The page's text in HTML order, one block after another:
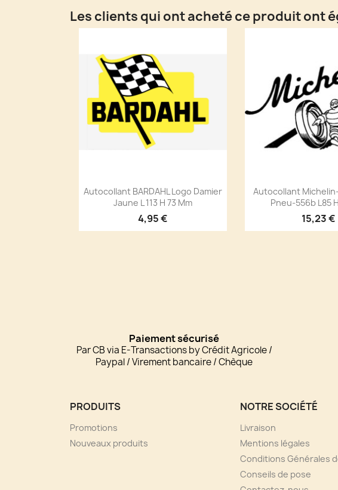
Les clients qui ont acheté ce produit ont
Autocollant BARDAHL Logo Damier
Jaune L 113 H 73 Mm
4,95 €
Autocollant
Pneu-556b L85
15,23 €
Paiement sécurisé
Par CB via E-Transactions by Crédit Agricole /
Paypal / Virement bancaire / Chèque
PRODUITS
Promotions
Nouveaux produits
NOTRE SOCIÉTÉ
Livraison
Mentions légales
Conditions Générales
Conseils de pose